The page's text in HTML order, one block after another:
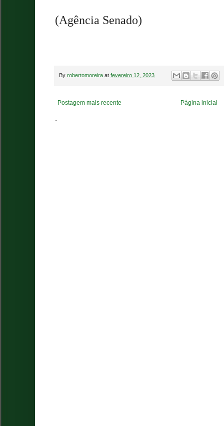
(Agência Senado)
By robertomoreira at fevereiro 12, 2023
Postagem mais recente Página inicial
.